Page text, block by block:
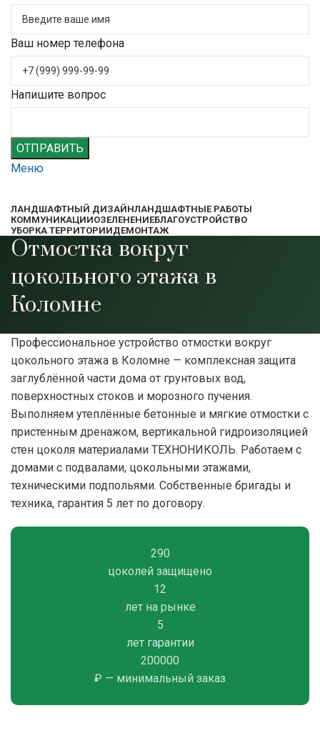
Ваш номер телефона
Напишите вопрос
ОТПРАВИТЬ
Меню
ЛАНДШАФТНЫЙ ДИЗАЙНЛАНДШАФТНЫЕ РАБОТЫ
КОММУНИКАЦИИОЗЕЛЕНЕНИЕБЛАГОУСТРОЙСТВО
УБОРКА ТЕРРИТОРИИДЕМОНТАЖ
Отмостка вокруг
цокольного этажа в
Коломне
Профессиональное устройство отмостки вокруг
цокольного этажа в Коломне — комплексная защита
заглублённой части дома от грунтовых вод,
поверхностных стоков и морозного пучения.
Выполняем утеплённые бетонные и мягкие отмостки с
пристенным дренажом, вертикальной гидроизоляцией
стен цоколя материалами ТЕХНОНИКОЛЬ. Работаем с
домами с подвалами, цокольными этажами,
техническими подпольями. Собственные бригады и
техника, гарантия 5 лет по договору.
290
цоколей защищено
12
лет на рынке
5
лет гарантии
200000
₽ — минимальный заказ